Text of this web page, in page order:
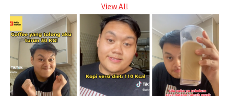
View All